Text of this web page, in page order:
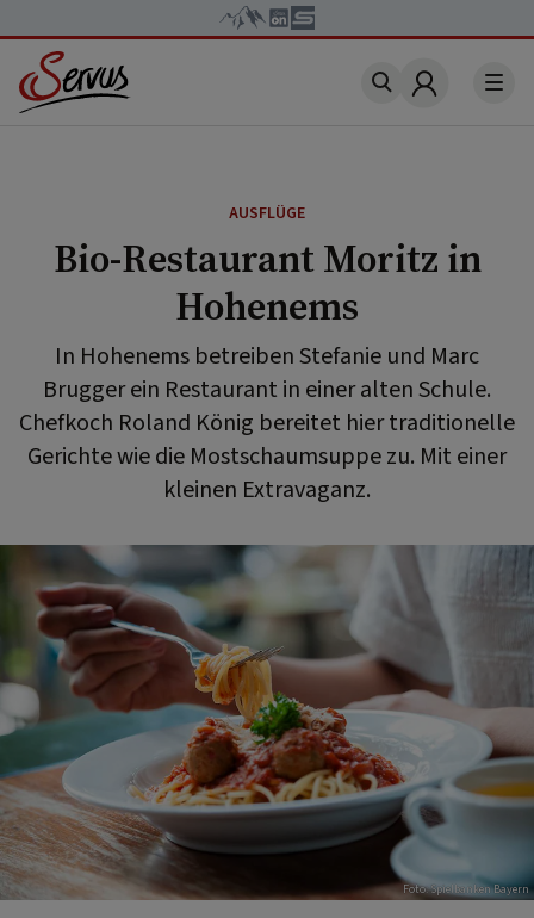
Account
AUSFLÜGE
Bio-Restaurant Moritz in
Hohenems
In Hohenems betreiben Stefanie und Marc
Brugger ein Restaurant in einer alten Schule.
Chefkoch Roland König bereitet hier traditionelle
Gerichte wie die Mostschaumsuppe zu. Mit einer
kleinen Extravaganz.
Foto: Spielbanken Bayern